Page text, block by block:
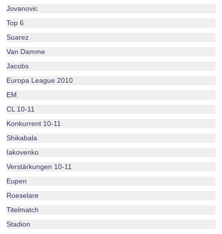
Jovanovic
Top 6
Suarez
Van Damme
Jacobs
Europa League 2010
EM
CL 10-11
Konkurrent 10-11
Shikabala
Iakovenko
Verstärkungen 10-11
Eupen
Roeselare
Titelmatch
Stadion